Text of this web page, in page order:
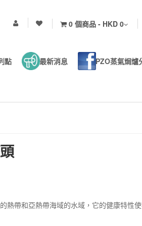
0 個商品 - HKD 0
點 最新消息 PZO蒸氣焗爐
熱帶和亞熱帶海域的水域，它的健康特性